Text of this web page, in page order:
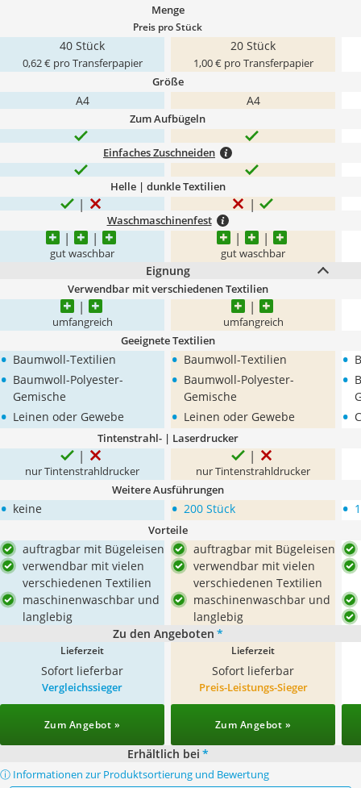
Menge
Preis pro Stück
40 Stück
0,62 € pro Transferpapier
20 Stück
1,00 € pro Transferpapier
Größe
A4 A4
Zum Aufbügeln
Einfaches Zuschneiden
Helle | dunkle Textilien
Waschmaschinenfest
gut waschbar gut waschbar
Eignung
Verwendbar mit verschiedenen Textilien
umfangreich umfangreich
Geeignete Textilien
• Baumwoll-Textilien
• Baumwoll-Polyester-
Gemische
• Leinen oder Gewebe
• Baumwoll-Textilien
• Baumwoll-Polyester-
Gemische
• Leinen oder Gewebe
•
•
•
Tintenstrahl- | Laserdrucker
nur Tintenstrahldrucker nur Tintenstrahldrucker
Weitere Ausführungen
• keine • 200 Stück •
Vorteile
auftragbar mit Bügeleisen
verwendbar mit vielen
verschiedenen Textilien
maschinenwaschbar und
langlebig
auftragbar mit Bügeleisen
verwendbar mit vielen
verschiedenen Textilien
maschinenwaschbar und
langlebig
Zu den Angeboten *
Lieferzeit
Sofort lieferbar
Lieferzeit
Sofort lieferbar
Vergleichssieger
Zum Angebot »
Preis-Leistungs-Sieger
Zum Angebot »
Erhältlich bei *
ⓘ Informationen zur Produktsortierung und Bewertung